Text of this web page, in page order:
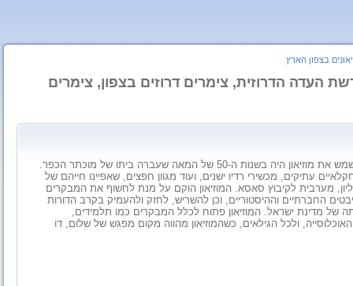
בצפון הארץ
העדה הדרוזית, צימרים דרוזים בצפון, צימרים
מוזיאון אלאמיר הינו מוזיאון למורשת העדה הדרוזית. המבנה המשמש את מוזיאון היה בשנות ה-50 של המאה שעברה ביתו של מוכתר הכפר.
עתיקים, מכשירי רדיו ישנים, ועוד מגוון חפצים, שאפיינו חייהם של
מערבית לקיבוץ סאסא. המוזיאון הוקם על מנת לחשוף את המבקרים
החברתיים וההיסטוריים, וכן להשריש, לחזק ולהעמיק בקרב הדורות
של מדינת ישראל. המוזיאון פתוח לכלל המבקרים כמו תלמידים,
ולכל הגילאים, כשהמוזיאון מהווה מקום מפגש של שלום, דו